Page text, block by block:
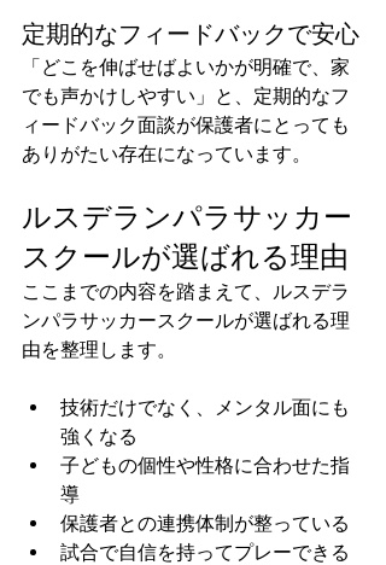
定期的なフィードバックで安心
「どこを伸ばせばよいかが明確で、家
でも声かけしやすい」と、定期的なフ
ィードバック面談が保護者にとっても
ありがたい存在になっています。
ルスデランパラサッカー
スクールが選ばれる理由
ここまでの内容を踏まえて、ルスデラ
ンパラサッカースクールが選ばれる理
由を整理します。
技術だけでなく、メンタル面にも
強くなる
子どもの個性や性格に合わせた指
導
保護者との連携体制が整っている
試合で自信を持ってプレーできる